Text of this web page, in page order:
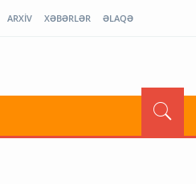
ARXİV XƏBƏRLƏR ƏLAQƏ